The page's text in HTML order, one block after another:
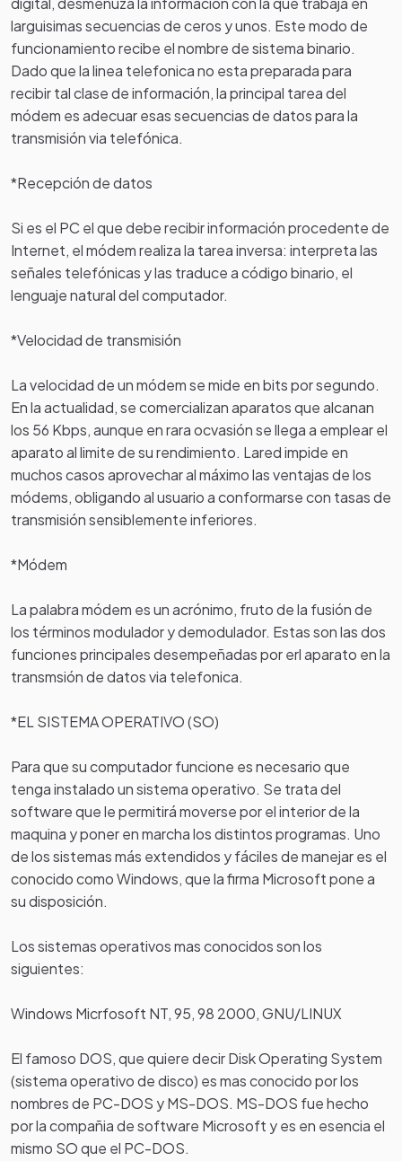
larguisimas secuencias de ceros y unos. Este modo de
funcionamiento recibe el nombre de sistema binario.
Dado que la linea telefonica no esta preparada para
recibir tal clase de información, la principal tarea del
módem es adecuar esas secuencias de datos para la
transmisión via telefónica.
*Recepción de datos
Si es el PC el que debe recibir información procedente de
Internet, el módem realiza la tarea inversa: interpreta las
señales telefónicas y las traduce a código binario, el
lenguaje natural del computador.
*Velocidad de transmisión
La velocidad de un módem se mide en bits por segundo.
En la actualidad, se comercializan aparatos que alcanan
los 56 Kbps, aunque en rara ocvasión se llega a emplear el
aparato al limite de su rendimiento. Lared impide en
muchos casos aprovechar al máximo las ventajas de los
módems, obligando al usuario a conformarse con tasas de
transmisión sensiblemente inferiores.
*Módem
La palabra módem es un acrónimo, fruto de la fusión de
los términos modulador y demodulador. Estas son las dos
funciones principales desempeñadas por erl aparato en la
transmsión de datos via telefonica.
*EL SISTEMA OPERATIVO (SO)
Para que su computador funcione es necesario que
tenga instalado un sistema operativo. Se trata del
software que le permitirá moverse por el interior de la
maquina y poner en marcha los distintos programas. Uno
de los sistemas más extendidos y fáciles de manejar es el
conocido como Windows, que la firma Microsoft pone a
su disposición.
Los sistemas operativos mas conocidos son los
siguientes:
Windows Micrfosoft NT, 95, 98 2000, GNU/LINUX
El famoso DOS, que quiere decir Disk Operating System
(sistema operativo de disco) es mas conocido por los
nombres de PC-DOS y MS-DOS. MS-DOS fue hecho
por la compañia de software Microsoft y es en esencia el
mismo SO que el PC-DOS.